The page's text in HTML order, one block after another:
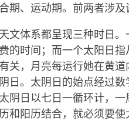
期、运动期。前两者涉及
文体系都呈现三种时日
的时间；而一个太阳日
关，月亮每运行她在黄
日。太阴日的始点经过
阴日以七日一循环计，
和阳历结合，就必须要使